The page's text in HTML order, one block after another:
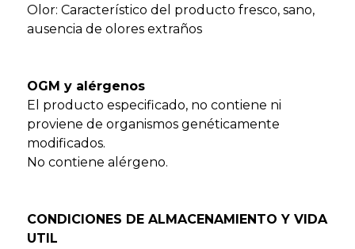
Olor: Característico del producto fresco, sano,
ausencia de olores extraños
OGM y alérgenos
El producto especificado, no contiene ni
proviene de organismos genéticamente
modificados.
No contiene alérgeno.
CONDICIONES DE ALMACENAMIENTO Y VIDA
UTIL